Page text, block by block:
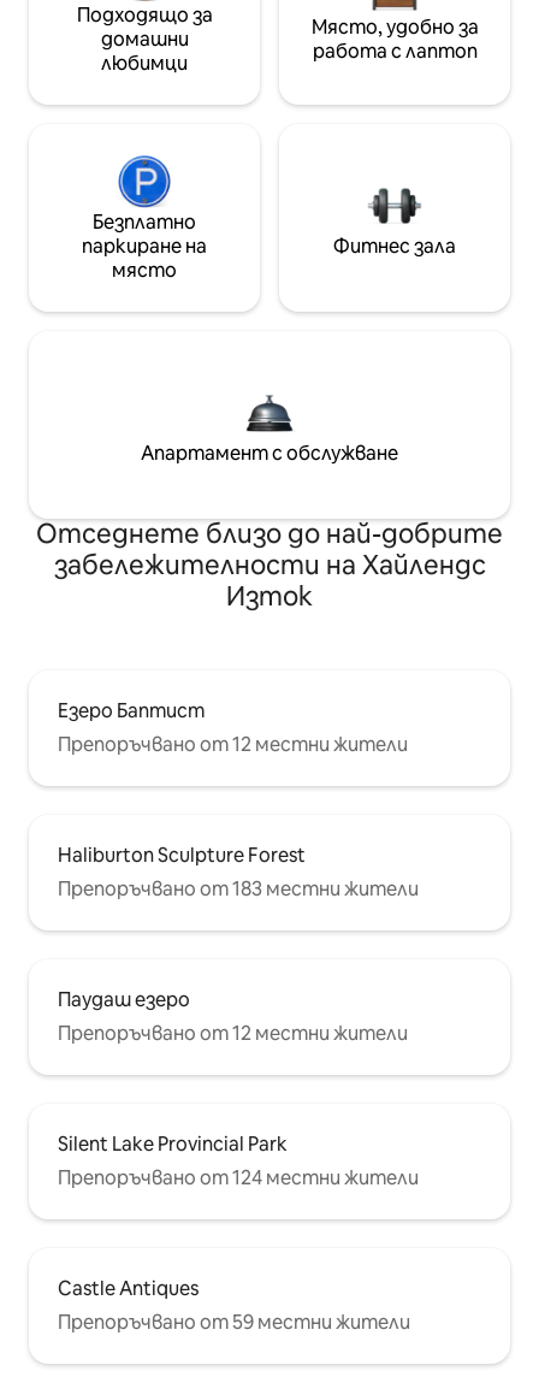
Подходящо за
домашни
любимци
Място, удобно за
работа с лаптоп
Безплатно
паркиране на
място
Фитнес зала
Апартамент с обслужване
Отседнете близо до най-добрите
забележителности на Хайлендс
Изток
Езеро Баптист
Препоръчвано от 12 местни жители
Haliburton Sculpture Forest
Препоръчвано от 183 местни жители
Паудаш езеро
Препоръчвано от 12 местни жители
Silent Lake Provincial Park
Препоръчвано от 124 местни жители
Castle Antiques
Препоръчвано от 59 местни жители